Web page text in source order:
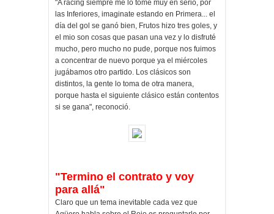
"A racing siempre me lo tomé muy en serio, por
las Inferiores, imaginate estando en Primera... el
día del gol se ganó bien, Frutos hizo tres goles, y
el mio son cosas que pasan una vez y lo disfruté
mucho, pero mucho no pude, porque nos fuimos
a concentrar de nuevo porque ya el miércoles
jugábamos otro partido. Los clásicos son
distintos, la gente lo toma de otra manera,
porque hasta el siguiente clásico están contentos
si se gana", reconoció.
"Termino el contrato y voy
para allá"
Claro que un tema inevitable cada vez que